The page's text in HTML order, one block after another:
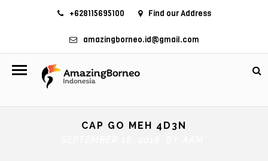
+628115695100 Find our Address
amazingborneo.id@gmail.com
CAP GO MEH 4D3N